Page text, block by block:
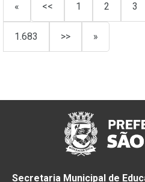
« << 1 2 3
1.683 >> »
Secretaria Municipal de